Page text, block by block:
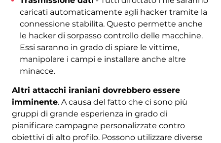
caricati automaticamente agli hacker tramite la
connessione stabilita. Questo permette anche
le hacker di sorpasso controllo delle macchine.
Essi saranno in grado di spiare le vittime,
manipolare i campi e installare anche altre
minacce.
Altri attacchi iraniani dovrebbero essere
imminente. A causa del fatto che ci sono più
gruppi di grande esperienza in grado di
pianificare campagne personalizzate contro
obiettivi di alto profilo. Possono utilizzare diverse